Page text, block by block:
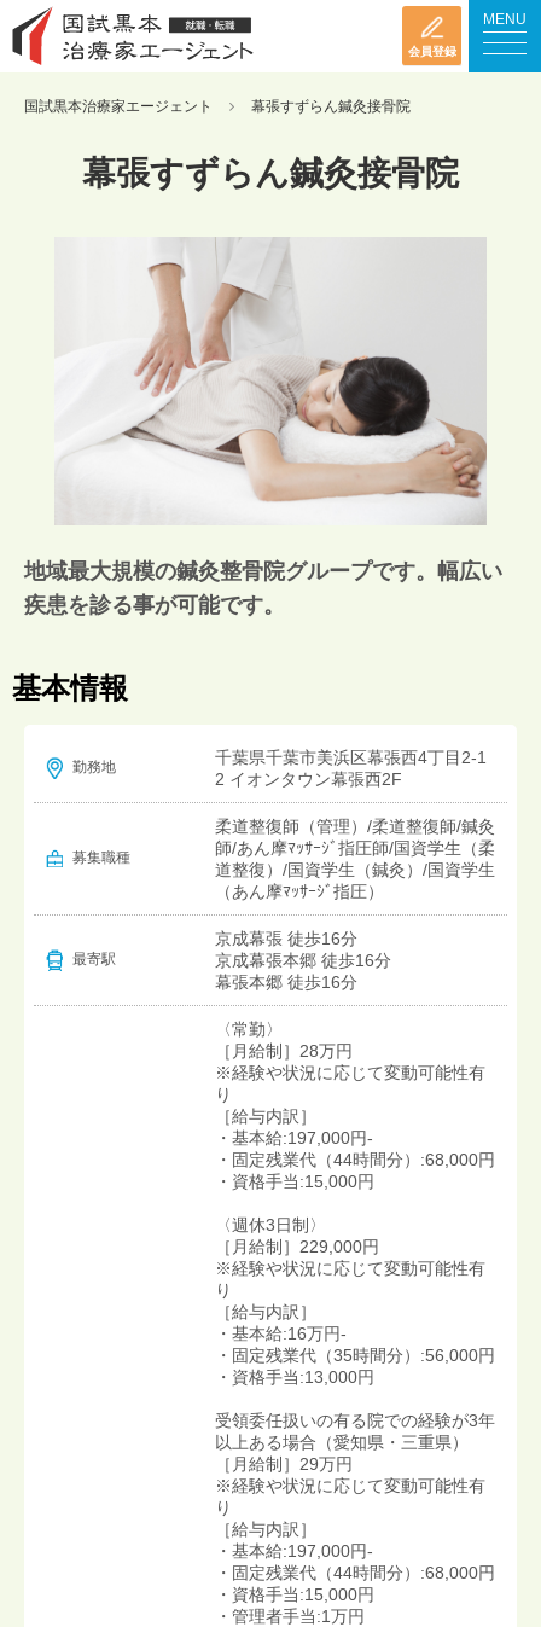
会員登録
MENU
国試黒本治療家エージェント 幕張すずらん鍼灸接骨院
幕張すずらん鍼灸接骨院
地域最大規模の鍼灸整骨院グループです。幅広い
疾患を診る事が可能です。
基本情報
勤務地
千葉県千葉市美浜区幕張西4丁目2-1
2 イオンタウン幕張西2F
募集職種
柔道整復師（管理）/柔道整復師/鍼灸
師/あん摩ﾏｯｻｰｼﾞ指圧師/国資学生（柔
道整復）/国資学生（鍼灸）/国資学生
（あん摩ﾏｯｻｰｼﾞ指圧）
最寄駅
京成幕張 徒歩16分
京成幕張本郷 徒歩16分
幕張本郷 徒歩16分
〈常勤〉
［月給制］28万円
※経験や状況に応じて変動可能性有
り
［給与内訳］
・基本給:197,000円-
・固定残業代（44時間分）:68,000円
・資格手当:15,000円
〈週休3日制〉
［月給制］229,000円
※経験や状況に応じて変動可能性有
り
［給与内訳］
・基本給:16万円-
・固定残業代（35時間分）:56,000円
・資格手当:13,000円
受領委任扱いの有る院での経験が3年
以上ある場合（愛知県・三重県）
［月給制］29万円
※経験や状況に応じて変動可能性有
り
［給与内訳］
・基本給:197,000円-
・固定残業代（44時間分）:68,000円
・資格手当:15,000円
・管理者手当:1万円